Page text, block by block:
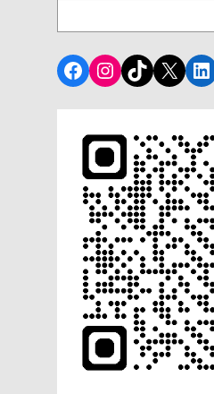
Facebook
Instagram
TikTok
X